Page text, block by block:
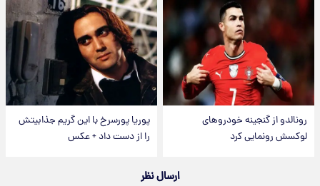
رونالدو از گنجینه خودروهای
لوکسش رونمایی کرد
پوریا پورسرخ با این گریم جذابیتش
را از دست داد + عکس
ارسال نظر